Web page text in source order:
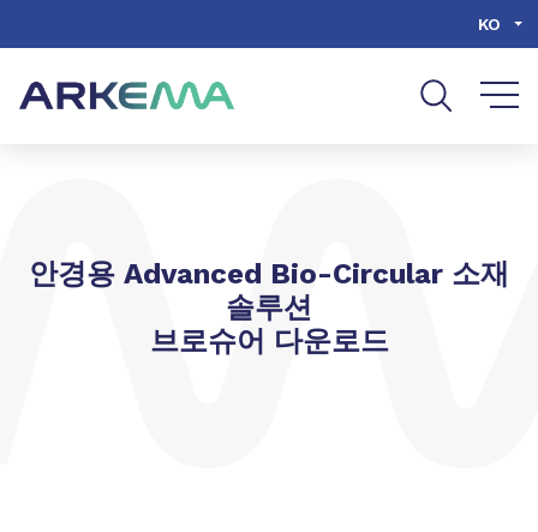
KO
안경용 Advanced Bio-Circular 소재
솔루션
브로슈어 다운로드